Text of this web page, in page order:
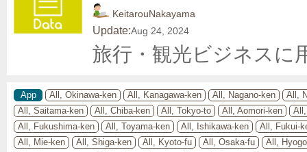
KeitarouNakayama
Update:Aug 24, 2024
旅行・観光ビジネスに
App All, Okinawa-ken All, Kanagawa-ken All, Nagano-ken
All,
All, Saitama-ken
All, Chiba-ken All, Tokyo-to All, Aomori-ken
All, Fukushima-ken
All, Toyama-ken All, Ishikawa-ken
All, Fukui-
All, Mie-ken
All, Shiga-ken All, Kyoto-fu All, Osaka-fu
All,